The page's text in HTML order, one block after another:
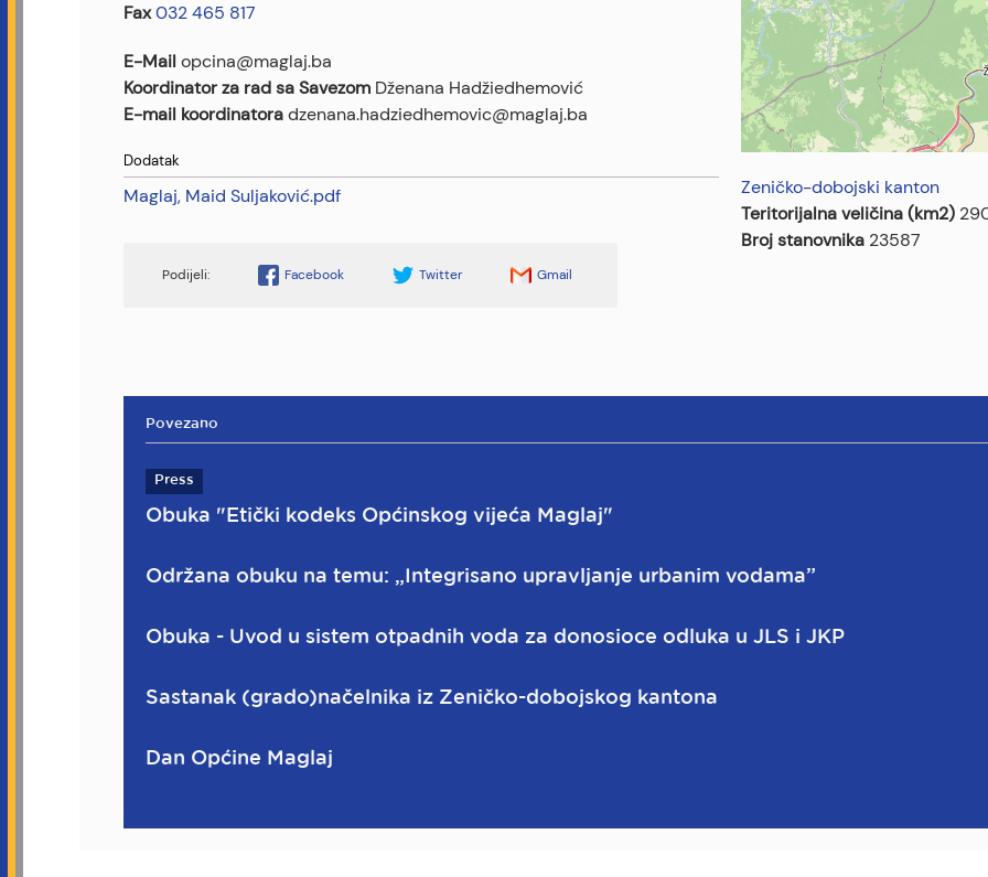
Fax032 465 817
E-Mail opcina@maglaj.ba
Koordinator za rad sa Savezom Dženana Hadžiedhemović
E-mail koordinatoradzenana.hadziedhemovic@maglaj.ba
Dodatak
Maglaj, Maid Suljaković.pdf
Facebook Twitter Gmail
Zeničko-dobojski kanton
Teritorijalna veličina (km2)
Broj stanovnika 23587
Povezano
Press
Obuka "Etički kodeks Općinskog vijeća Maglaj"
Održana obuku na temu: „Integrisano upravljanje urbanim vodama”
Obuka - Uvod u sistem otpadnih voda za donosioce odluka u JLS i JKP
Sastanak (grado)načelnika iz Zeničko-dobojskog kantona
Dan Općine Maglaj